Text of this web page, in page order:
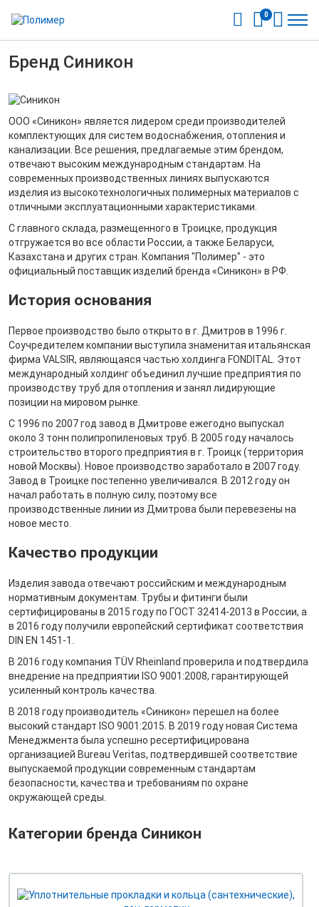
0
Бренд Синикон
ООО «Синикон» является лидером среди производителей
комплектующих для систем водоснабжения, отопления и
канализации. Все решения, предлагаемые этим брендом,
отвечают высоким международным стандартам. На
современных производственных линиях выпускаются
изделия из высокотехнологичных полимерных материалов с
отличными эксплуатационными характеристиками.
С главного склада, размещенного в Троицке, продукция
отгружается во все области России, а также Беларуси,
Казахстана и других стран. Компания "Полимер" - это
официальный поставщик изделий бренда «Синикон» в РФ.
История основания
Первое производство было открыто в г. Дмитров в 1996 г.
Соучредителем компании выступила знаменитая итальянская
фирма VALSIR, являющаяся частью холдинга FONDITAL. Этот
международный холдинг объединил лучшие предприятия по
производству труб для отопления и занял лидирующие
позиции на мировом рынке.
С 1996 по 2007 год завод в Дмитрове ежегодно выпускал
около 3 тонн полипропиленовых труб. В 2005 году началось
строительство второго предприятия в г. Троицк (территория
новой Москвы). Новое производство заработало в 2007 году.
Завод в Троицке постепенно увеличивался. В 2012 году он
начал работать в полную силу, поэтому все
производственные линии из Дмитрова были перевезены на
новое место.
Качество продукции
Изделия завода отвечают российским и международным
нормативным документам. Трубы и фитинги были
сертифицированы в 2015 году по ГОСТ 32414-2013 в России, а
в 2016 году получили европейский сертификат соответствия
DIN EN 1451-1.
В 2016 году компания TÜV Rheinland проверила и подтвердила
внедрение на предприятии ISO 9001:2008, гарантирующей
усиленный контроль качества.
В 2018 году производитель «Синикон» перешел на более
высокий стандарт ISO 9001:2015. В 2019 году новая Система
Менеджмента была успешно ресертифицирована
организацией Bureau Veritas, подтвердившей соответствие
выпускаемой продукции современным стандартам
безопасности, качества и требованиям по охране
окружающей среды.
Категории бренда Синикон